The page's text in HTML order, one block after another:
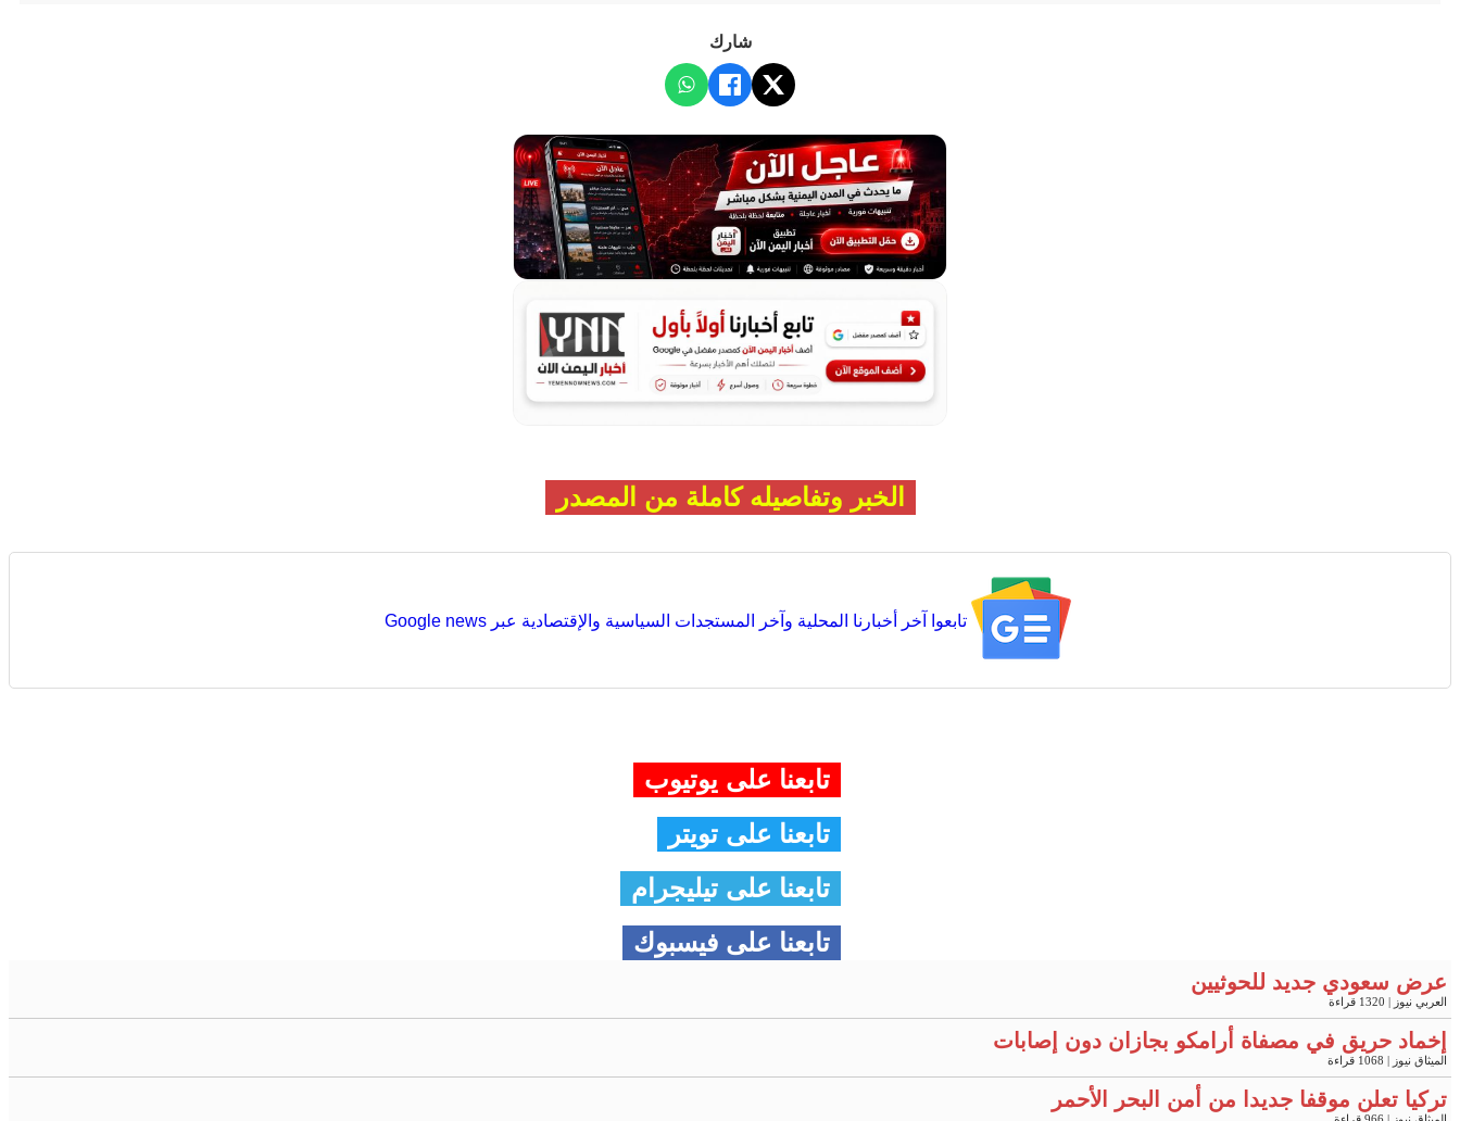
شارك
الخبر وتفاصيله كاملة من المصدر
تابعوا آخر أخبارنا المحلية وآخر المستجدات السياسية والإقتصادية عبر Google news
تابعنا على يوتيوب
تابعنا على تويتر
تابعنا على تيليجرام
تابعنا على فيسبوك
عرض سعودي جديد للحوثيين
العربي نيوز | 1320 قراءة
إخماد حريق في مصفاة أرامكو بجازان دون إصابات
الميثاق نيوز | 1068 قراءة
تركيا تعلن موقفا جديدا من أمن البحر الأحمر